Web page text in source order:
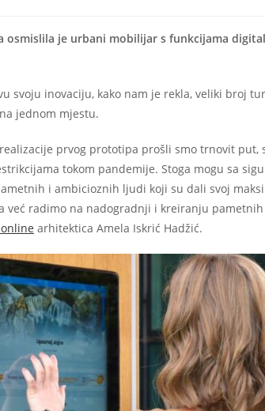
osmislila je urbani mobilijar s funkcijama
svoju inovaciju, kako nam je rekla, veliki broj
jednom mjestu.
prvog prototipa prošli smo trnovit put,
tokom pandemije. Stoga mogu sa
i ambicioznih ljudi koji su dali svoj
već radimo na nadogradnji i kreiranju
arhitektica Amela Iskrić Hadžić.